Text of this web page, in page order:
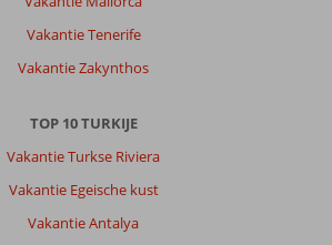
Vakantie Tenerife
Vakantie Zakynthos
TOP 10 TURKIJE
Vakantie Turkse Riviera
Vakantie Egeische kust
Vakantie Antalya